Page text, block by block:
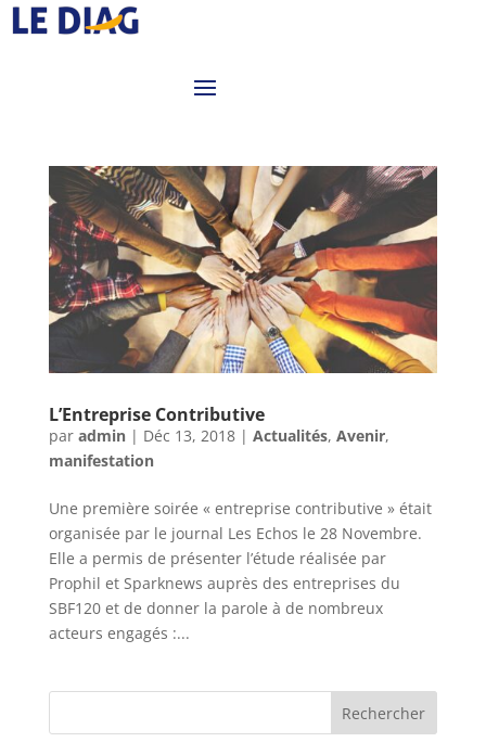
L’Entreprise Contributive
par admin| Déc 13, 2018| Actualités, Avenir,
manifestation
Une première soirée « entreprise contributive » était
organisée par le journal Les Echos le 28 Novembre.
Elle a permis de présenter l’étude réalisée par
Prophil et Sparknews auprès des entreprises du
SBF120 et de donner la parole à de nombreux
acteurs engagés :...
Rechercher